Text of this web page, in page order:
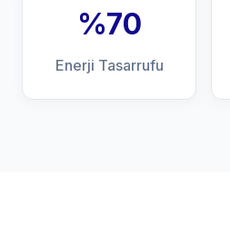
%70
Enerji Tasarrufu